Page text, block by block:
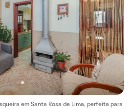
em Santa Rosa de Lima, perfeita para